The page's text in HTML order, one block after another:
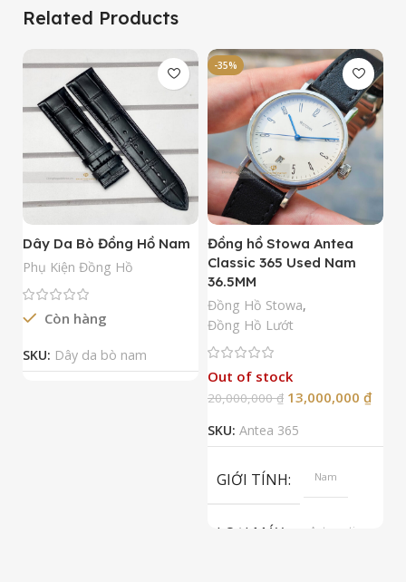
Related Products
Dây Da Bò Đồng Hồ Nam
Phụ Kiện Đồng Hồ
Còn hàng
SKU: Dây da bò nam
-35%
Đồng hồ Stowa Antea
Classic 365 Used Nam
36.5MM
Đồng Hồ Stowa,
Đồng Hồ Lướt
Out of stock
20,000,000₫ 13,000,000 ₫
SKU: Antea 365
GIỚI TÍNH Nam
LOẠI MÁY
Automatic